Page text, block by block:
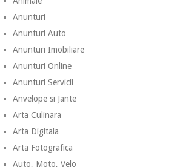
Anunturi
Anunturi Auto
Anunturi Imobiliare
Anunturi Online
Anunturi Servicii
Anvelope si Jante
Arta Culinara
Arta Digitala
Arta Fotografica
Auto, Moto, Velo